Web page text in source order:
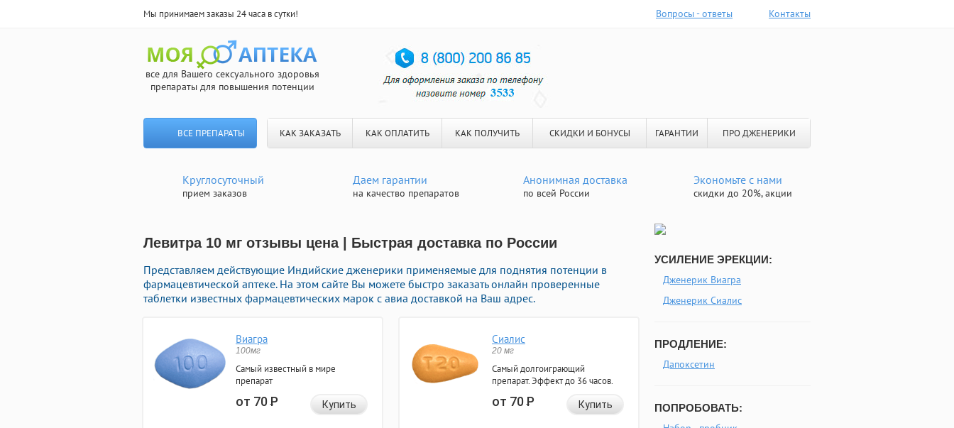
Мы принимаем заказы 24 часа в сутки! Вопросы - ответы Контакты
все для Вашего сексуального здоровья
препараты для повышения потенции
ВСЕ ПРЕПАРАТЫ КАК ЗАКАЗАТЬ КАК ОПЛАТИТЬ КАК ПОЛУЧИТЬ СКИДКИ И БОНУСЫ ГАРАНТИИ ПРО ДЖЕНЕРИКИ
Круглосуточный
прием заказов
Даем гарантии
на качество препаратов
Анонимная доставка
по всей России
Экономьте с нами
скидки до 20%, акции
Левитра 10 мг отзывы цена | Быстрая доставка по России
Представляем действующие Индийские дженерики применяемые для поднятия потенции в
фармацевтической аптеке. На этом сайте Вы можете быстро заказать онлайн проверенные
таблетки известных фармацевтических марок с авиа доставкой на Ваш адрес.
Виагра
100мг
Самый известный в мире
препарат
от 70Р Купить
Сиалис
20 мг
Самый долгоиграющий
препарат. Эффект до 36 часов.
от 70Р Купить
УСИЛЕНИЕ ЭРЕКЦИИ:
Дженерик Виагра
Дженерик Сиалис
ПРОДЛЕНИЕ:
Дапоксетин
ПОПРОБОВАТЬ: